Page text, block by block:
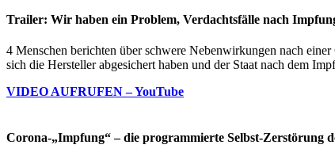
Trailer: Wir haben ein Problem, Verdachtsfälle nach
4 Menschen berichten über schwere Nebenwirkungen nach
sich die Hersteller abgesichert haben und der Staat nach dem
VIDEO AUFRUFEN – YouTube
Corona-„Impfung“ – die programmierte Selbst-Zerstörung